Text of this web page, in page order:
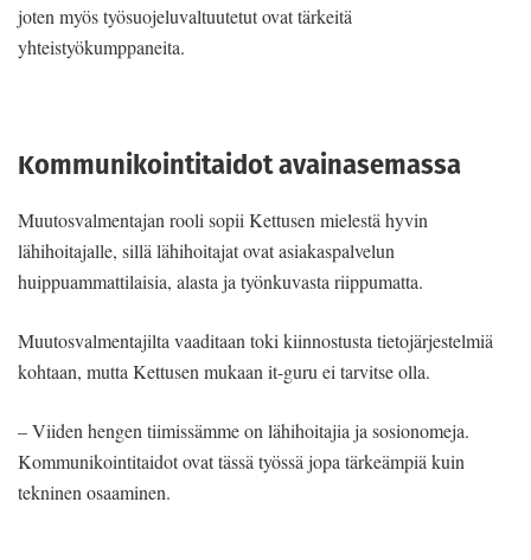
joten myös työsuojeluvaltuutetut ovat tärkeitä
yhteistyökumppaneita.
Kommunikointitaidot avainasemassa
Muutosvalmentajan rooli sopii Kettusen mielestä hyvin
lähihoitajalle, sillä lähihoitajat ovat asiakaspalvelun
huippuammattilaisia, alasta ja työnkuvasta riippumatta.
Muutosvalmentajilta vaaditaan toki kiinnostusta tietojärjestelmiä
kohtaan, mutta Kettusen mukaan it-guru ei tarvitse olla.
– Viiden hengen tiimissämme on lähihoitajia ja sosionomeja.
Kommunikointitaidot ovat tässä työssä jopa tärkeämpiä kuin
tekninen osaaminen.